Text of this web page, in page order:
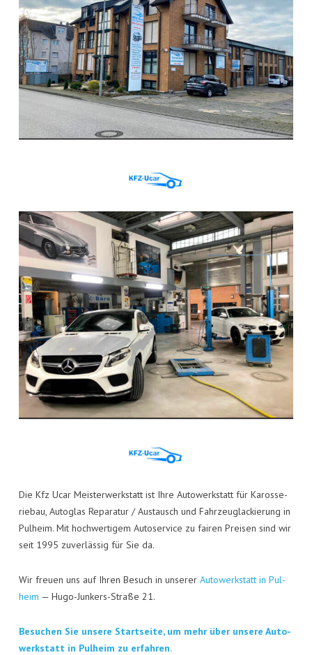
Die Kfz Ucar Meis­ter­werk­statt ist Ihre Auto­werk­statt für Karos­se­
rie­bau, Auto­glas Repa­ra­tur / Aus­tausch und Fahr­zeug­la­ckie­rung in
Pul­heim. Mit hoch­wer­ti­gem Auto­ser­vice zu fai­ren Prei­sen sind wir
seit 1995 zuver­läs­sig für Sie da.
Wir freu­en uns auf Ihren Besuch in unse­rer Auto­werk­statt in Pul­
heim — Hugo-Jun­kers-Stra­ße 21.
Besu­chen Sie unse­re Start­sei­te, um mehr über unse­re Auto­
werk­statt in Pul­heim zu erfahren.